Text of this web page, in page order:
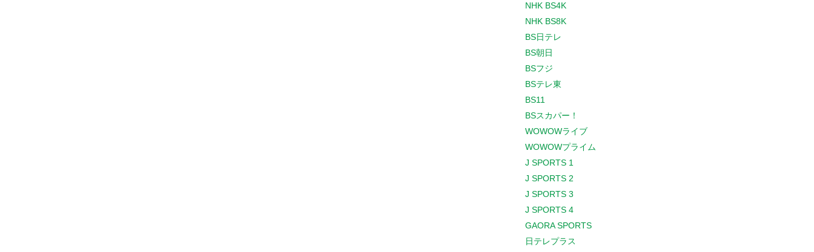
NHK BS4K
NHK BS8K
BS日テレ
BS朝日
BSフジ
BSテレ東
BS11
BSスカパー！
WOWOWライブ
WOWOWプライム
J SPORTS 1
J SPORTS 2
J SPORTS 3
J SPORTS 4
GAORA SPORTS
日テレプラス